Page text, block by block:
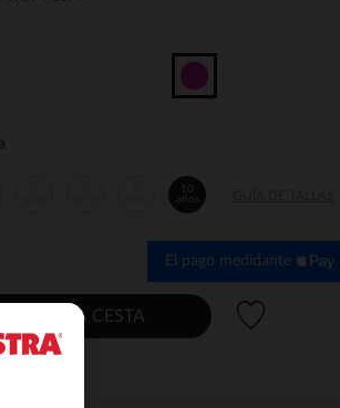
10
años
El pago medidante
A LA CESTA